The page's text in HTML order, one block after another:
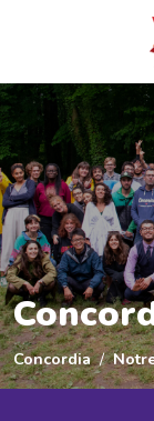
Concordia
Panneau de